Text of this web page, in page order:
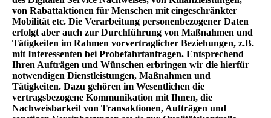
von Rabattaktionen für Menschen mit eingeschränkter
Mobilität etc. Die Verarbeitung personenbezogener Daten
erfolgt aber auch zur Durchführung von Maßnahmen und
Tätigkeiten im Rahmen vorvertraglicher Beziehungen, z.B.
mit Interessenten bei Probefahrtanfragen. Entsprechend
Ihren Aufträgen und Wünschen erbringen wir die hierfür
notwendigen Dienstleistungen, Maßnahmen und
Tätigkeiten. Dazu gehören im Wesentlichen die
vertragsbezogene Kommunikation mit Ihnen, die
Nachweisbarkeit von Transaktionen, Aufträgen und